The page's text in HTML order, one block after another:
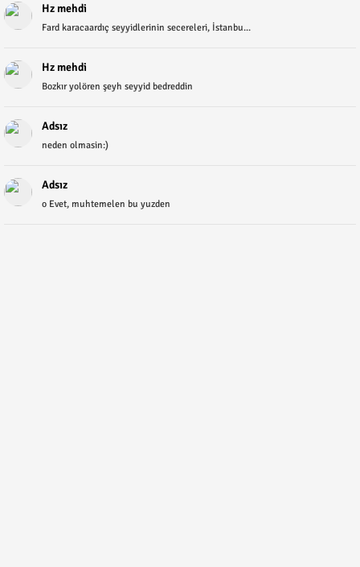
Hz mehdi
Fard karacaardıç seyyidlerinin secereleri, İstanbu...
Hz mehdi
Bozkır yolören şeyh seyyid bedreddin
Adsız
neden olmasin:)
Adsız
o Evet, muhtemelen bu yuzden